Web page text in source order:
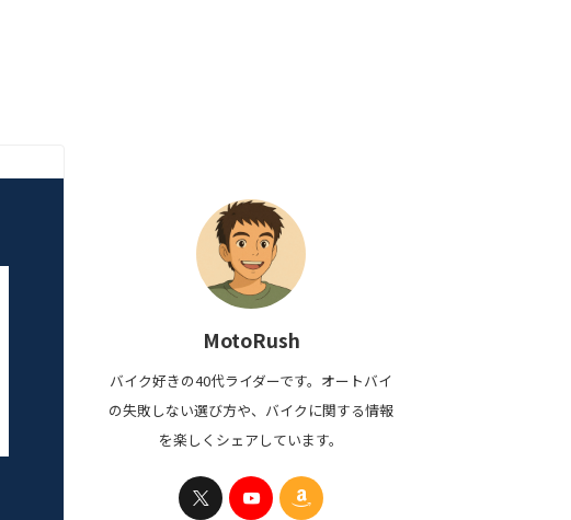
MotoRush
バイク好きの40代ライダーです。オートバイ
の失敗しない選び方や、バイクに関する情報
を楽しくシェアしています。